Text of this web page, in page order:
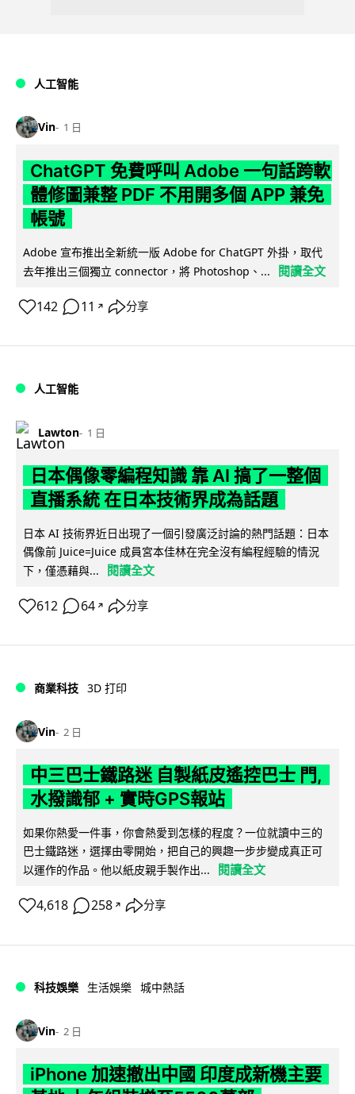
人工智能
Vin 1 日
ChatGPT 免費呼叫 Adobe 一句話跨軟
體修圖兼整 PDF 不用開多個 APP 兼免
帳號
Adobe 宣布推出全新統一版 Adobe for ChatGPT 外掛，取代
去年推出三個獨立 connector，將 Photoshop、...
閱讀全文
142 11 ↗ 分享
人工智能
Lawton 1 日
日本偶像零編程知識 靠 AI 搞了一整個
直播系統 在日本技術界成為話題
日本 AI 技術界近日出現了一個引發廣泛討論的熱門話題：日本
偶像前 Juice=Juice 成員宮本佳林在完全沒有編程經驗的情況
下，僅憑藉與...
閱讀全文
612 64 ↗ 分享
商業科技 3D 打印
Vin 2 日
中三巴士鐵路迷 自製紙皮遙控巴士 門,
水撥識郁 + 實時GPS報站
如果你熱愛一件事，你會熱愛到怎樣的程度？一位就讀中三的
巴士鐵路迷，選擇由零開始，把自己的興趣一步步變成真正可
以運作的作品。他以紙皮親手製作出...
閱讀全文
4,618 258 ↗ 分享
科技娛樂 生活娛樂 城中熱話
Vin 2 日
iPhone 加速撤出中國 印度成新機主要